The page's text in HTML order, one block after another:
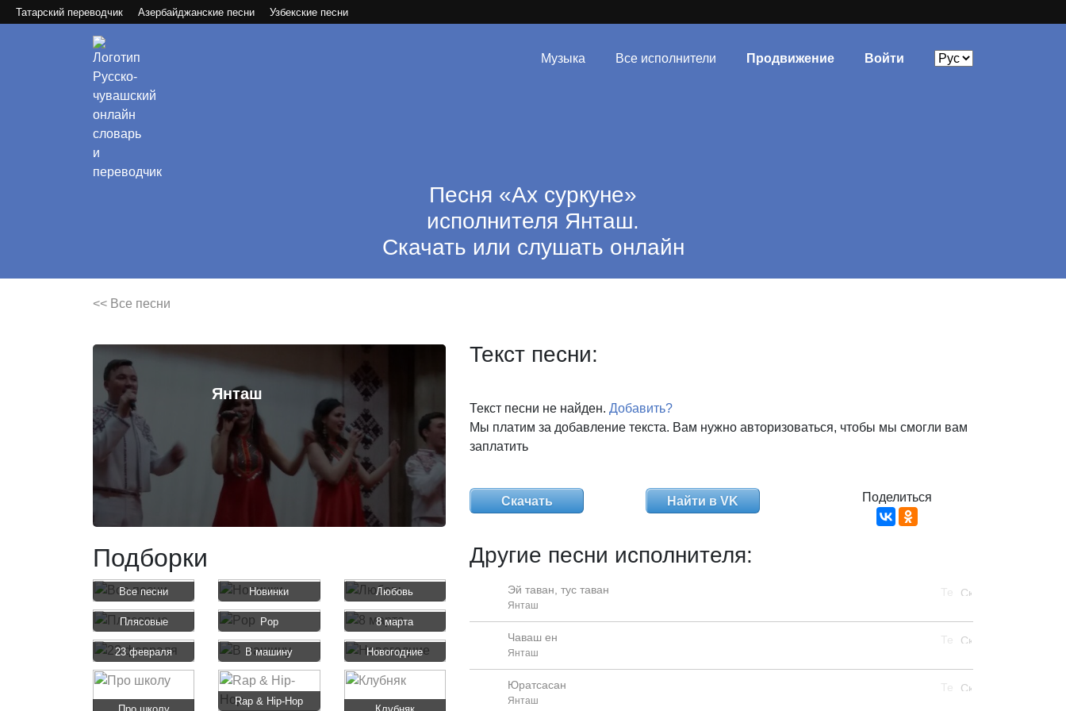
Татарский переводчик Азербайджанские песни Узбекские песни
Музыка Все исполнители Продвижение Войти
Песня «Ах суркуне»
исполнителя Янташ.
Скачать или слушать онлайн
<< Все песни
Текст песни:
Текст песни не найден. Добавить?
Мы платим за добавление текста. Вам нужно авторизоваться, чтобы мы смогли вам
заплатить
Скачать Найти в VK Поделиться
Другие песни исполнителя:
Эй таван, тус таван
Янташ
Чаваш ен
Янташ
Юратсасан
Янташ
Янташ
Подборки
Все песни Новинки Любовь
Плясовые Pop 8 марта
23 февраля В машину Новогодние
Rap & Hip-Hop